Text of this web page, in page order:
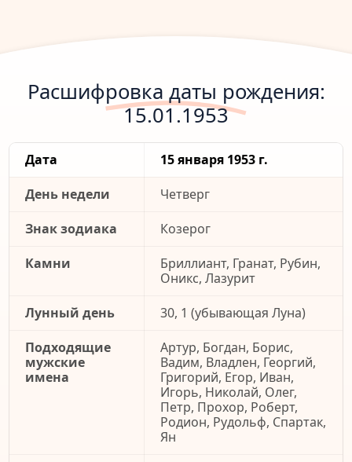
Расшифровка даты рождения:
15.01.1953
Дата
15 января 1953 г.
День недели
Четверг
Знак зодиака
Козерог
Камни
Бриллиант, Гранат, Рубин,
Оникс, Лазурит
Лунный день
30, 1 (убывающая Луна)
Подходящие
мужские
имена
Артур, Богдан, Борис,
Вадим, Владлен, Георгий,
Григорий, Егор, Иван,
Игорь, Николай, Олег,
Петр, Прохор, Роберт,
Родион, Рудольф, Спартак,
Ян